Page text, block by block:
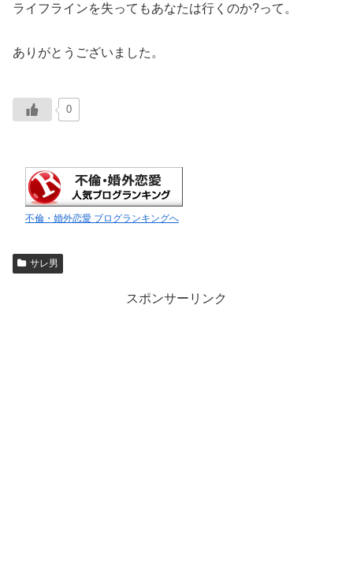
ライフラインを失ってもあなたは行くのか?って。
ありがとうございました。
0
不倫・婚外恋愛 ブログランキングへ
サレ男
スポンサーリンク